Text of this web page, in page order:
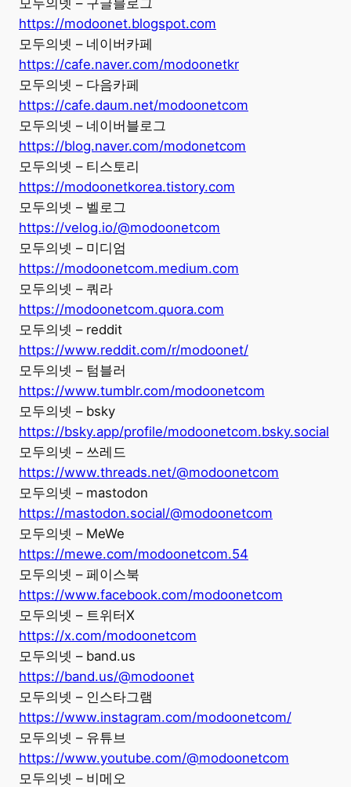
https://modoonet.blogspot.com
모두의넷 – 네이버카페
https://cafe.naver.com/modoonetkr
모두의넷 – 다음카페
https://cafe.daum.net/modoonetcom
모두의넷 – 네이버블로그
https://blog.naver.com/modonetcom
모두의넷 – 티스토리
https://modoonetkorea.tistory.com
모두의넷 – 벨로그
https://velog.io/@modoonetcom
모두의넷 – 미디엄
https://modoonetcom.medium.com
모두의넷 – 쿼라
https://modoonetcom.quora.com
모두의넷 – reddit
https://www.reddit.com/r/modoonet/
모두의넷 – 텀블러
https://www.tumblr.com/modoonetcom
모두의넷 – bsky
https://bsky.app/profile/modoonetcom.bsky.social
모두의넷 – 쓰레드
https://www.threads.net/@modoonetcom
모두의넷 – mastodon
https://mastodon.social/@modoonetcom
모두의넷 – MeWe
https://mewe.com/modoonetcom.54
모두의넷 – 페이스북
https://www.facebook.com/modoonetcom
모두의넷 – 트위터X
https://x.com/modoonetcom
모두의넷 – band.us
https://band.us/@modoonet
모두의넷 – 인스타그램
https://www.instagram.com/modoonetcom/
모두의넷 – 유튜브
https://www.youtube.com/@modoonetcom
모두의넷 – 비메오